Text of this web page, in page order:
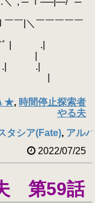
￣￣￣￣￣
| .|
| |
.|
.| | |
★, 時間停止探索者
やる夫
タシア(Fate), アル
2022/07/25
第59話